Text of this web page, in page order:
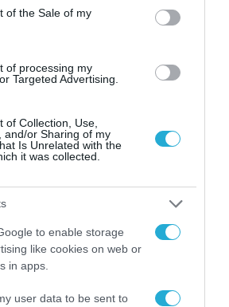
of the Sale of my
of processing my
Targeted Advertising.
of Collection, Use,
and/or Sharing of my
Is Unrelated with the
it was collected.
to enable storage
like cookies on web or
in apps.
user data to be sent to
ΕΙΔΗΣΕΩΝ